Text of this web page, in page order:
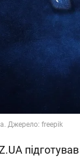
Джерело: freepik